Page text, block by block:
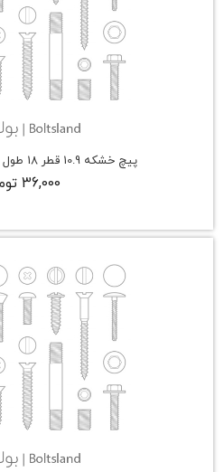
پیچ خشکه 10.9 قطر 18 طول 40میلیمتر M18*40
36,000 تومان